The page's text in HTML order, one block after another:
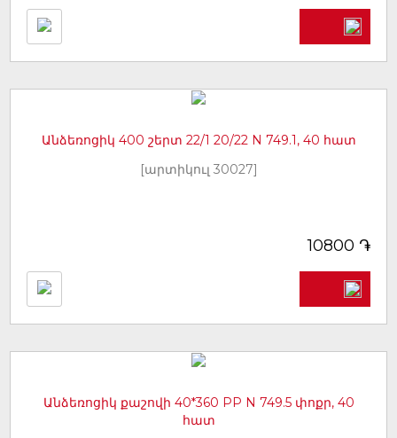
Անձեռոցիկ 400 շերտ 22/1 20/22 N 749.1, 40 հատ
[արտիկուլ 30027]
10800 ֏
Անձեռոցիկ քաշովի 40*360 PP N 749.5 փոքր, 40
հատ